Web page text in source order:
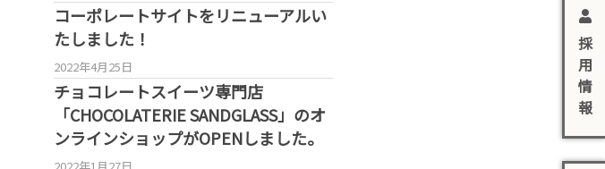
採
用
情
報
コーポレートサイトをリニューアルい
たしました！
2022年4月25日
チョコレートスイーツ専門店
「CHOCOLATERIE SANDGLASS」のオ
ンラインショップがOPENしました。